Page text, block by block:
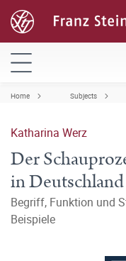
Home Subjects
Katharina Werz
Der
in Deutschland
Begriff, Funktion und
Beispiele